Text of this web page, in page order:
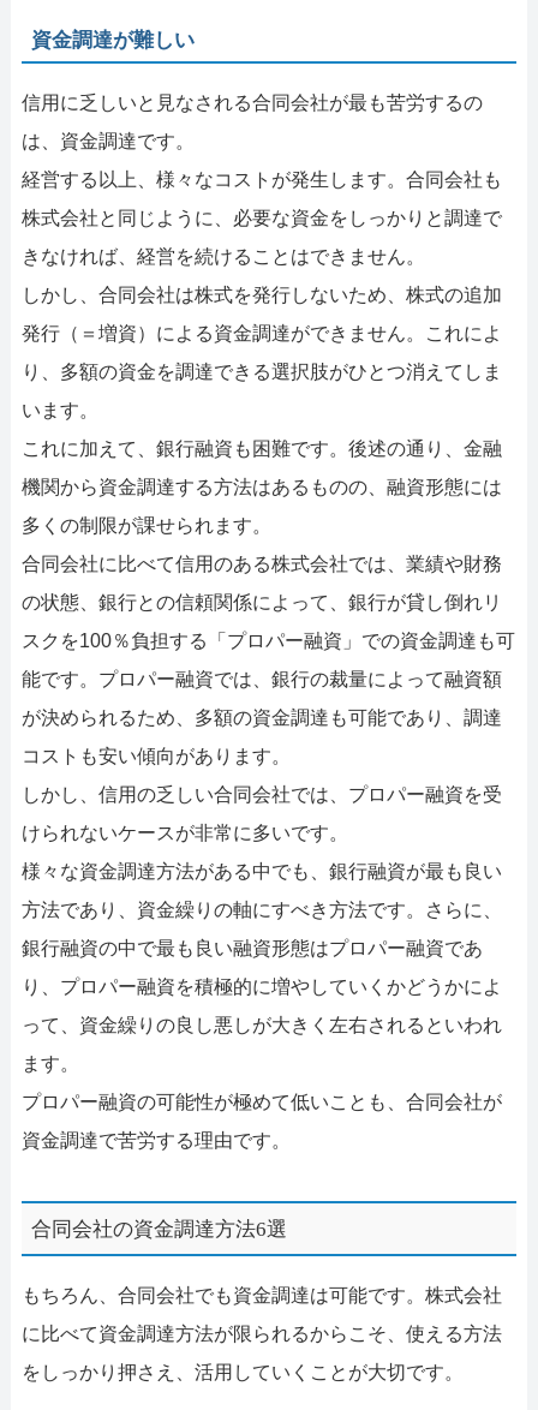
資金調達が難しい
信用に乏しいと見なされる合同会社が最も苦労するの
は、資金調達です。
経営する以上、様々なコストが発生します。合同会社も
株式会社と同じように、必要な資金をしっかりと調達で
きなければ、経営を続けることはできません。
しかし、合同会社は株式を発行しないため、株式の追加
発行（＝増資）による資金調達ができません。これによ
り、多額の資金を調達できる選択肢がひとつ消えてしま
います。
これに加えて、銀行融資も困難です。後述の通り、金融
機関から資金調達する方法はあるものの、融資形態には
多くの制限が課せられます。
合同会社に比べて信用のある株式会社では、業績や財務
の状態、銀行との信頼関係によって、銀行が貸し倒れリ
スクを100％負担する「プロパー融資」での資金調達も可
能です。プロパー融資では、銀行の裁量によって融資額
が決められるため、多額の資金調達も可能であり、調達
コストも安い傾向があります。
しかし、信用の乏しい合同会社では、プロパー融資を受
けられないケースが非常に多いです。
様々な資金調達方法がある中でも、銀行融資が最も良い
方法であり、資金繰りの軸にすべき方法です。さらに、
銀行融資の中で最も良い融資形態はプロパー融資であ
り、プロパー融資を積極的に増やしていくかどうかによ
って、資金繰りの良し悪しが大きく左右されるといわれ
ます。
プロパー融資の可能性が極めて低いことも、合同会社が
資金調達で苦労する理由です。
合同会社の資金調達方法6選
もちろん、合同会社でも資金調達は可能です。株式会社
に比べて資金調達方法が限られるからこそ、使える方法
をしっかり押さえ、活用していくことが大切です。